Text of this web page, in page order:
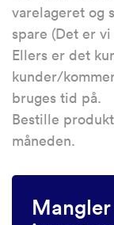
varelageret og
spare (Det er
Ellers er det
kunder/
bruges tid på.
Bestille
måneden.